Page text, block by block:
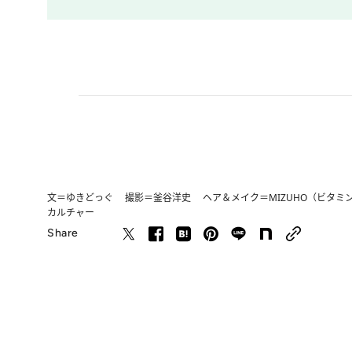
文＝ゆきどっぐ 撮影＝釜谷洋史 ヘア＆メイク＝MIZUHO（ビタミ
カルチャー
Share